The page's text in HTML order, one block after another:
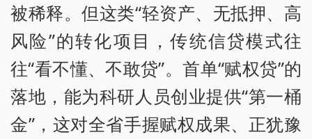
被稀释。但这类“轻资产、无抵押、高
风险”的转化项目，传统信贷模式往
往“看不懂、不敢贷”。首单“赋权贷”的
落地，能为科研人员创业提供“第一桶
金”，这对全省手握赋权成果、正犹豫